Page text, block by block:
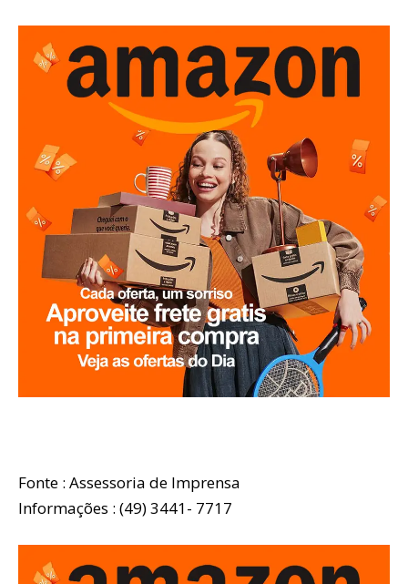
Fonte : Assessoria de Imprensa
Informações : (49) 3441- 7717